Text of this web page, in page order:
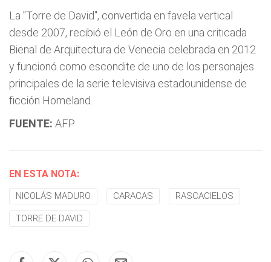
La "Torre de David", convertida en favela vertical
desde 2007, recibió el León de Oro en una criticada
Bienal de Arquitectura de Venecia celebrada en 2012
y funcionó como escondite de uno de los personajes
principales de la serie televisiva estadounidense de
ficción Homeland.
FUENTE: AFP
EN ESTA NOTA:
NICOLÁS MADURO CARACAS RASCACIELOS
TORRE DE DAVID